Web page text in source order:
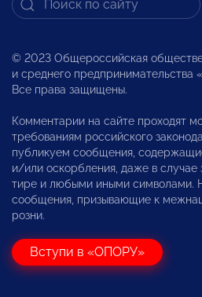
© 2023 Общероссийская
и среднего
Все права защищены.
Комментарии на сайте проходят
требованиям российского
публикуем сообщения,
и/или оскорбления, даже в случае
тире и любыми иными символами.
сообщения, призывающие к
розни.
Вступи в «ОПОРУ»